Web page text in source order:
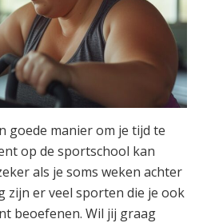
goede manier om je tijd te
op de sportschool kan
als je soms weken achter
zijn er veel sporten die je ook
beoefenen. Wil jij graag